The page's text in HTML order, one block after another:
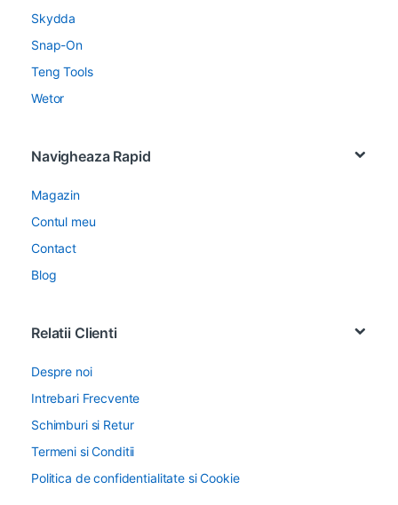
Skydda
Snap-On
Teng Tools
Wetor
Navigheaza Rapid
Magazin
Contul meu
Contact
Blog
Relatii Clienti
Despre noi
Intrebari Frecvente
Schimburi si Retur
Termeni si Conditii
Politica de confidentialitate si Cookie